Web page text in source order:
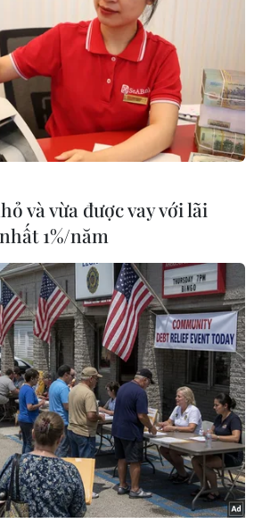
gia Mỹ John Bolton ngày
phục các cuộc đàm phán 6
một ưu tiên của Washington
nhân hóa Triều Tiên.
lời phỏng vấn kênh Fox
liệu Tổng thống Mỹ Donald
quan điểm của Tổng thống
gần đây đề xuất nối lại tiến
(gồm Hàn Quốc, Triều
Mỹ và Nhật Bản), vốn
2008, để phá vỡ bế tắc
phán hạt nhân giữa
Nhưỡng hay không, ông
cho rằng đó không thực sự
tôi."
"Tôi cho rằng nhà lãnh đạo
un, ít nhất cho đến nay,
tiếp một đối một với Mỹ và
ứng."
trò chơi rủi ro vẫn chưa
và vừa được vay với lãi
1%/năm